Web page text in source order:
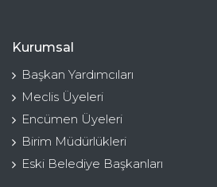
Kurumsal
Başkan Yardımcıları
Meclis Üyeleri
Encümen Üyeleri
Birim Müdürlükleri
Eski Belediye Başkanları